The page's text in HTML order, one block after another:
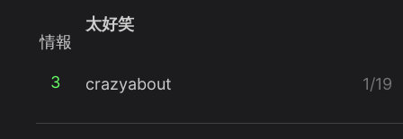
情報
3
太好笑
crazyabout 1/19